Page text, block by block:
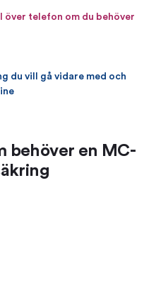
över telefon om du behöver
du vill gå vidare med och
behöver en MC-